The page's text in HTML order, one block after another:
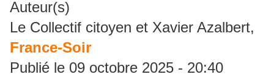
Auteur(s)
Le Collectif citoyen et Xavier Azalbert,
France-Soir
Publié le 09 octobre 2025 - 20:40